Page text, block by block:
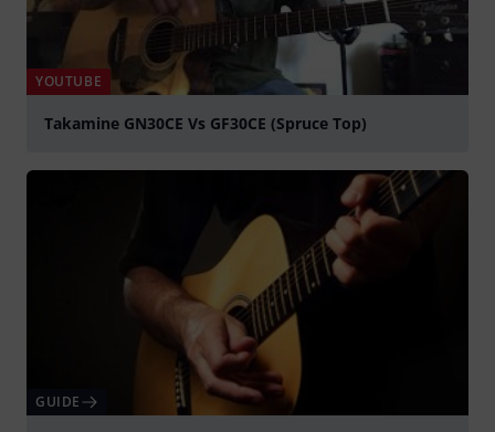
YOUTUBE
Takamine GN30CE Vs GF30CE (Spruce Top)
GUIDE